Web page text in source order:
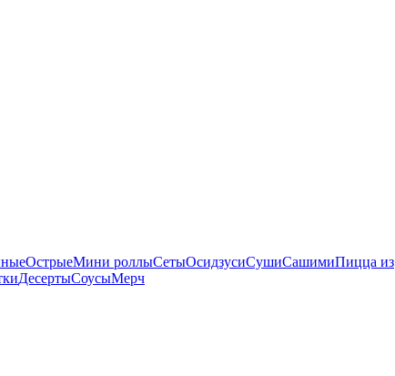
ОстрыеМини роллыСетыОсидзусиСушиСашимиПицца из
ДесертыСоусыМерч